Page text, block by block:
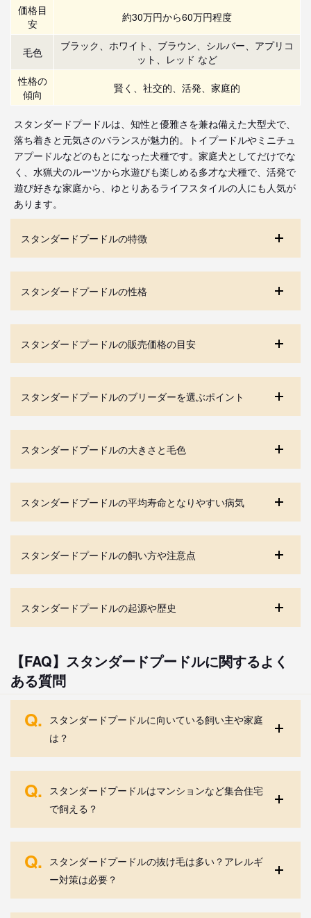
価格目
安
約30万円から60万円程度
毛色
ブラック、ホワイト、ブラウン、シルバー、アプリコ
ット、レッド など
性格の
傾向
賢く、社交的、活発、家庭的
スタンダードプードルは、知性と優雅さを兼ね備えた大型犬で、
落ち着きと元気さのバランスが魅力的。トイプードルやミニチュ
アプードルなどのもとになった犬種です。家庭犬としてだけでな
く、水猟犬のルーツから水遊びも楽しめる多才な犬種で、活発で
遊び好きな家庭から、ゆとりあるライフスタイルの人にも人気が
あります。
スタンダードプードルの特徴
スタンダードプードルの性格
スタンダードプードルの販売価格の目安
スタンダードプードルのブリーダーを選ぶポイント
スタンダードプードルの大きさと毛色
スタンダードプードルの平均寿命となりやすい病気
スタンダードプードルの飼い方や注意点
スタンダードプードルの起源や歴史
【FAQ】スタンダードプードルに関するよく
ある質問
Q.
スタンダードプードルに向いている飼い主や家庭
は？
Q.
スタンダードプードルはマンションなど集合住宅
で飼える？
Q.
スタンダードプードルの抜け毛は多い？アレルギ
ー対策は必要？